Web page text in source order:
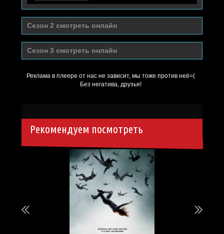
Cезон 2 смотреть онлайн
Cезон 3 смотреть онлайн
Рекомендуем посмотреть